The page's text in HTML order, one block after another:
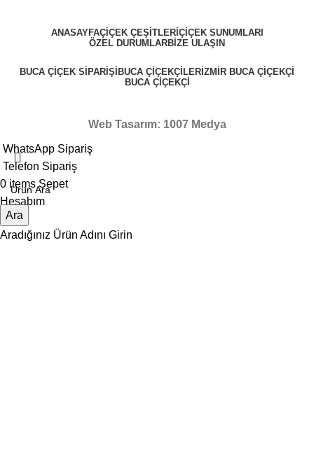
ANASAYFAÇIÇEK ÇEŞITLERI ÇIÇEK SUNUMLARI
ÖZEL DURUMLARBIZE ULAŞIN
BUCA ÇIÇEK SIPARIŞI BUCA ÇIÇEKÇILER İZMIR BUCA ÇIÇEKÇI
BUCA ÇIÇEKÇI
Web Tasarım: 1007 Medya
Ara
Aradığınız Ürün Adını Girin
WhatsApp Sipariş
Telefon Sipariş
0 items Sepet
Hesabım